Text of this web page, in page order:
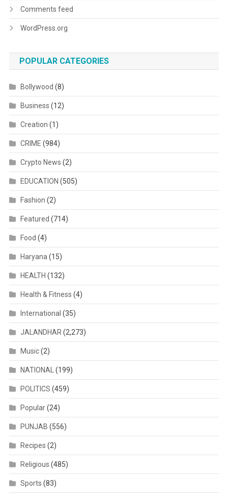
Comments feed
WordPress.org
POPULAR CATEGORIES
Bollywood (8)
Business (12)
Creation (1)
CRIME (984)
Crypto News (2)
EDUCATION (505)
Fashion (2)
Featured (714)
Food (4)
Haryana (15)
HEALTH (132)
Health & Fitness (4)
International (35)
JALANDHAR (2,273)
Music(2)
NATIONAL (199)
POLITICS (459)
Popular(24)
PUNJAB (556)
Recipes (2)
Religious (485)
Sports (83)